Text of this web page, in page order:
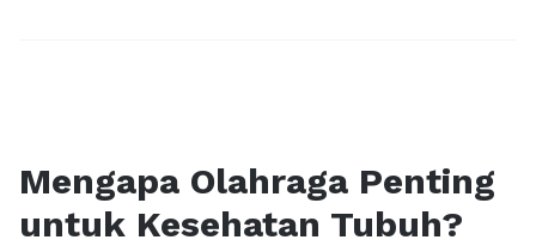
Mengapa Olahraga Penting
untuk Kesehatan Tubuh?